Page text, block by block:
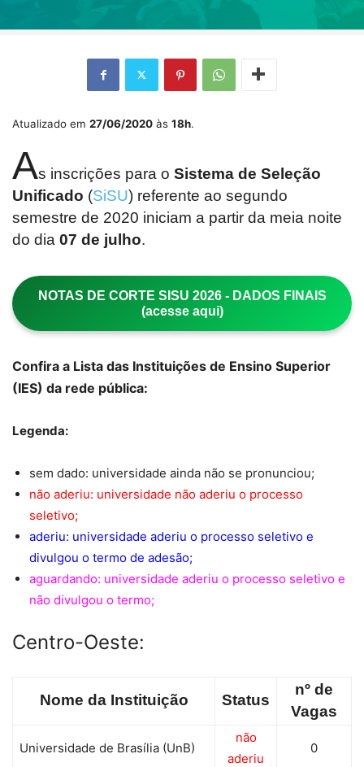
Atualizado em 27/06/2020 às 18h.
As inscrições para o Sistema de Seleção
Unificado (SiSU) referente ao segundo
semestre de 2020 iniciam a partir da meia noite
do dia 07 de julho.
NOTAS DE CORTE SISU 2026 - DADOS FINAIS
(acesse aqui)
Confira a Lista das Instituições de Ensino Superior
(IES) da rede pública:
Legenda:
sem dado: universidade ainda não se pronunciou;
não aderiu: universidade não aderiu o processo
seletivo;
aderiu: universidade aderiu o processo seletivo e
divulgou o termo de adesão;
aguardando: universidade aderiu o processo seletivo e
não divulgou o termo;
Centro-Oeste:
Nome da Instituição Status
nº de
Vagas
Universidade de Brasília (UnB)
não
aderiu
0